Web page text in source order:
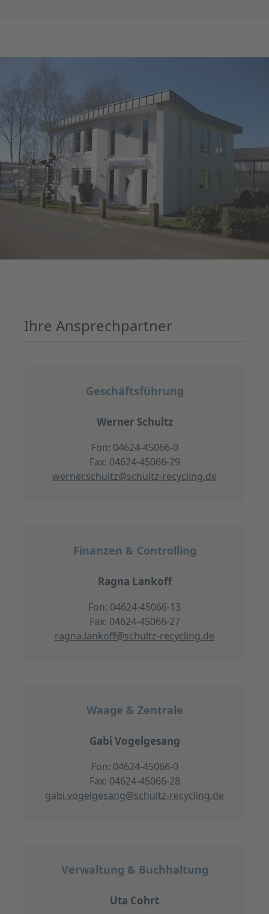
Ihre Ansprechpartner
Geschäftsführung
Werner Schultz
Fon: 04624-45066-0
Fax: 04624-45066-29
werner.schultz@schultz-recycling.de
Finanzen & Controlling
Ragna Lankoff
Fon: 04624-45066-13
Fax: 04624-45066-27
ragna.lankoff@schultz-recycling.de
Waage & Zentrale
Gabi Vogelgesang
Fon: 04624-45066-0
Fax: 04624-45066-28
gabi.vogelgesang@schultz-recycling.de
Verwaltung & Buchhaltung
Uta Cohrt